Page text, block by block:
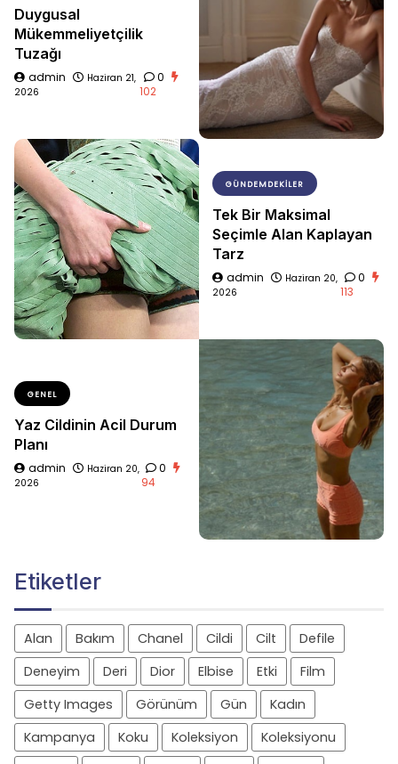
Duygusal
Mükemmeliyetçilik
Tuzağı
admin
Haziran 21,
2026
0
102
GÜNDEMDEKILER
Tek Bir Maksimal
Seçimle Alan Kaplayan
Tarz
admin
Haziran 20,
2026
0
113
GENEL
Yaz Cildinin Acil Durum
Planı
admin
Haziran 20,
2026
0
94
Etiketler
Alan Bakım Chanel Cildi Cilt
Defile
Deneyim
Deri Dior Elbise Etki
Film
Getty Images
Görünüm Gün
Kadın
Kampanya
Koku Koleksiyon
Koleksiyonu